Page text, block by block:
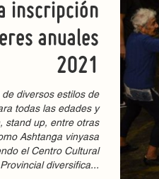
inscripción
anuales
2021
diversos estilos de
todas las edades y
stand up, entre otras
Ashtanga vinyasa
el Centro Cultural
Provincial diversifica...